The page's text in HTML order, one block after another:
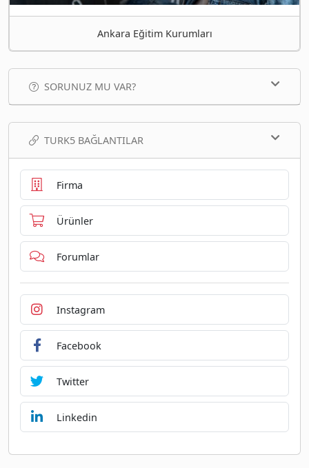
Ankara Eğitim Kurumları
SORUNUZ MU VAR?
TURK5 BAĞLANTILAR
Firma
Ürünler
Forumlar
Instagram
Facebook
Twitter
Linkedin